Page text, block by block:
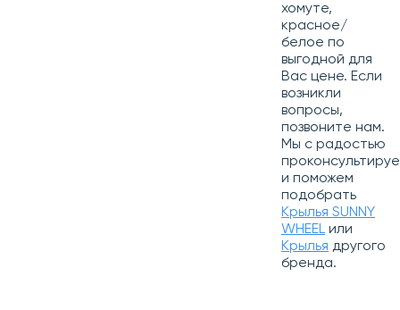
хомуте,
красное/
белое по
выгодной для
Вас цене. Если
возникли
вопросы,
позвоните нам.
Мы с радостью
и поможем
подобрать
Крылья SUNNY
WHEEL или
Крылья другого
бренда.